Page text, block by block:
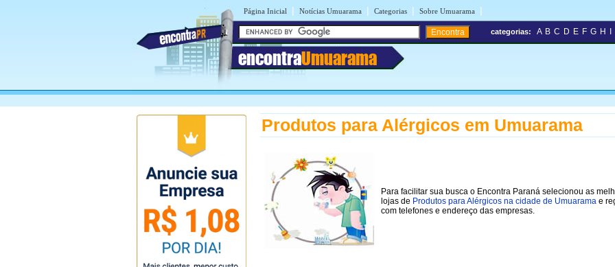
Página Inicial | Notícias Umuarama | Categorias | Sobre Umuarama |
encontraUmuarama
categorias: A B C D E F G H
Produtos para Alérgicos em Umuarama
Para facilitar sua busca o Encontra Paraná selecionou as
lojas de Produtos para Alérgicos na cidade de Umuarama e
com telefones e endereço das empresas.